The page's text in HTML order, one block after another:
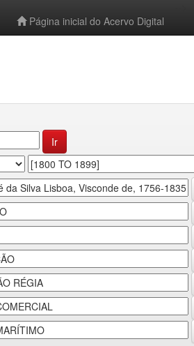
Página inicial do Acervo Digital